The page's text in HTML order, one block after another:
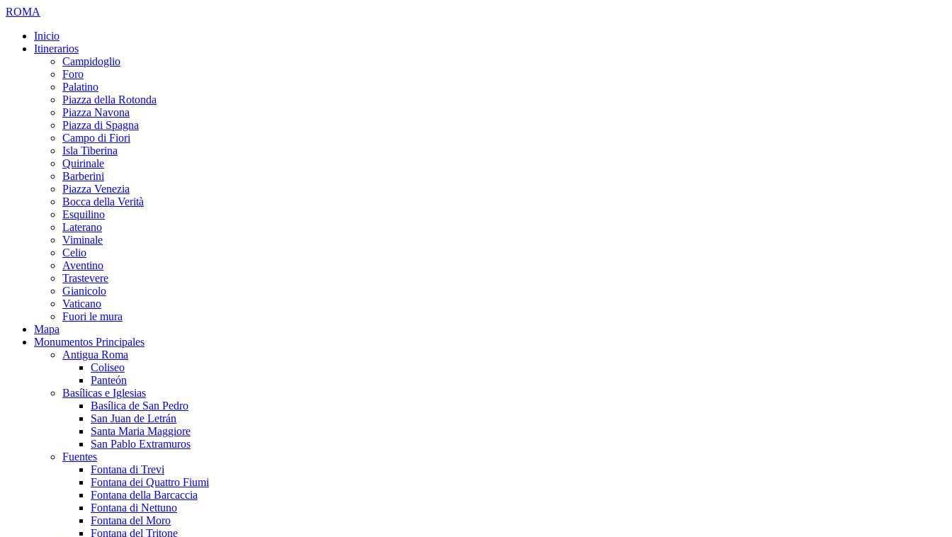
ROMA
Inicio
Itinerarios
Campidoglio
Foro
Palatino
Piazza della Rotonda
Piazza Navona
Piazza di Spagna
Campo di Fiori
Isla Tiberina
Quirinale
Barberini
Piazza Venezia
Bocca della Verità
Esquilino
Laterano
Viminale
Celio
Aventino
Trastevere
Gianicolo
Vaticano
Fuori le mura
Mapa
Monumentos Principales
Antigua Roma
Coliseo
Panteón
Basílicas e Iglesias
Basílica de San Pedro
San Juan de Letrán
Santa Maria Maggiore
San Pablo Extramuros
Fuentes
Fontana di Trevi
Fontana dei Quattro Fiumi
Fontana della Barcaccia
Fontana di Nettuno
Fontana del Moro
Fontana del Tritone